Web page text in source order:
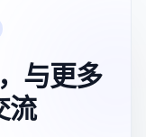
与更多
流